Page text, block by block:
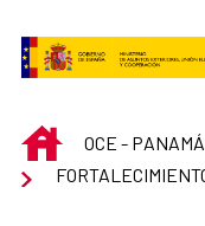
INICIOOCE - PANAMÁ